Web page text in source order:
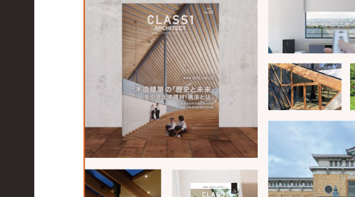
ことになりました。
─ 福元さんとの仕事で印象深かったことは？
福元さんは建築家との協働もされていますが、ご自身のチ
われることもあります。今回のプロジェクトのために世田
にお邪魔すると、まちに対して開かれた大きな工房が出迎
るところに機械や工具、使いかけのマテリアル、失敗作も
がっていて(バスケットゴールまでありました)、考えるこ
の距離が非常に近い環境でお仕事をされているのだと感銘